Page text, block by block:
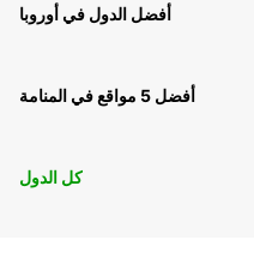
أفضل الدول في أوروبا
أفضل 5 مواقع في المنامة
كل الدول